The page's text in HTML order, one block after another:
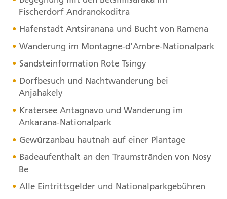
Fischerdorf Andranokoditra
Hafenstadt Antsiranana und Bucht von Ramena
Wanderung im Montagne-d’Ambre-Nationalpark
Sandsteinformation Rote Tsingy
Dorfbesuch und Nachtwanderung bei
Anjahakely
Kratersee Antagnavo und Wanderung im
Ankarana-Nationalpark
Gewürzanbau hautnah auf einer Plantage
Badeaufenthalt an den Traumstränden von Nosy
Be
Alle Eintrittsgelder und Nationalparkgebühren